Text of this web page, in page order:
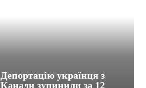
Депортацію українця з
Канади зупинили за 12